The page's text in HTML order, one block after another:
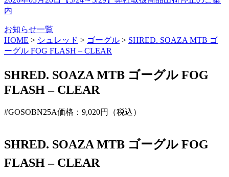
て
索
内
お知らせ一覧
HOME > シュレッド > ゴーグル > SHRED. SOAZA MTB ゴ
ーグル FOG FLASH – CLEAR
SHRED. SOAZA MTB ゴーグル FOG
FLASH – CLEAR
#GOSOBN25A価格：9,020円（税込）
SHRED. SOAZA MTB ゴーグル FOG
FLASH – CLEAR